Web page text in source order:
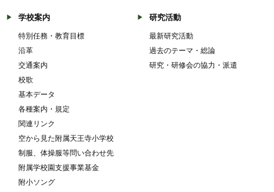
学校案内
特別任務・教育目標
沿革
交通案内
校歌
基本データ
各種案内・規定
関連リンク
空から見た附属天王寺小学校
制服、体操服等問い合わせ先
附属学校園支援事業基金
附小ソング
研究活動
最新研究活動
過去のテーマ・総論
研究・研修会の協力・派遣